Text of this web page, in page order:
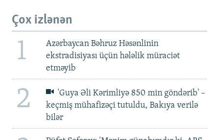
Çox izlənən
1
Azərbaycan Bəhruz Həsənlinin
ekstradisiyası üçün hələlik müraciət
etməyib
2
'Guya Əli Kərimliyə 850 min göndərib' –
keçmiş mühafizəçi tutuldu, Bakıya verilə
bilər